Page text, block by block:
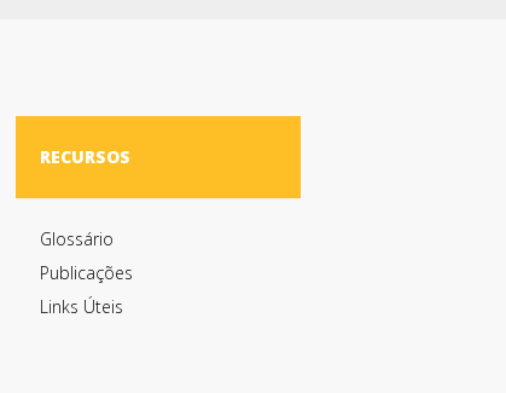
RECURSOS
Glossário
Publicações
Links Úteis